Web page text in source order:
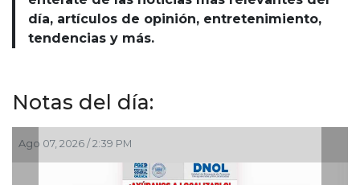
día, artículos de opinión, entretenimiento,
tendencias y más.
Notas del día:
Ago 07, 2026 / 2:39 PM